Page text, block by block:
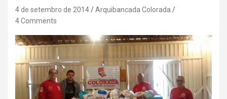
4 de setembro de 2014
Arquibancada Colorada
4 Comments